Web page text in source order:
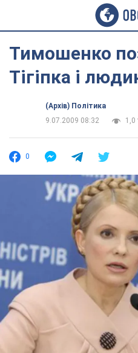
Тимошенко
Тігіпка і
(Архів) Політика
9.07.2009 08:32
1,0
0